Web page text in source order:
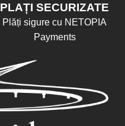
PLAȚI SECURIZATE
Plăți sigure cu NETOPIA
Payments